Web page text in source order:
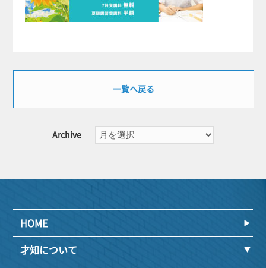
一覧へ戻る
Archive
HOME
才知について